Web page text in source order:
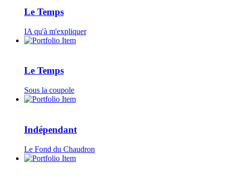
Le Temps
IA qu'à m'expliquer
Le Temps
Sous la coupole
Indépendant
Le Fond du Chaudron